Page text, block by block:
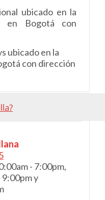
ubicado en la
en Bogotá con
ubicado en la
con dirección
- 7:00pm,
9:00pm y